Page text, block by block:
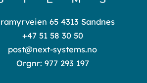
65 4313 Sandnes
+47 51 58 30 50
post@next-systems.no
Orgnr: 977 293 197